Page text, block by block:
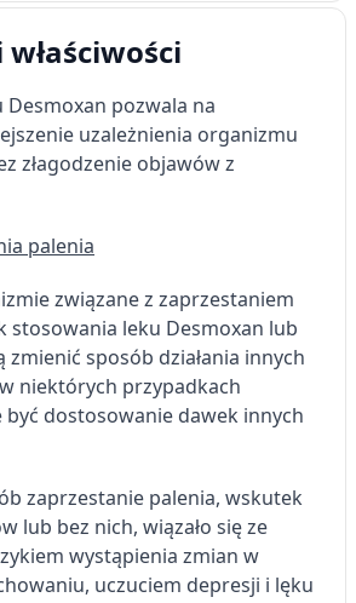
właściwości
pozwala na
uzależnienia organizmu
złagodzenie objawów z
palenia
związane z zaprzestaniem
stosowania leku Desmoxan lub
zmienić sposób działania innych
niektórych przypadkach
być dostosowanie dawek innych
zaprzestanie palenia, wskutek
lub bez nich, wiązało się ze
wystąpienia zmian w
uczuciem depresji i lęku